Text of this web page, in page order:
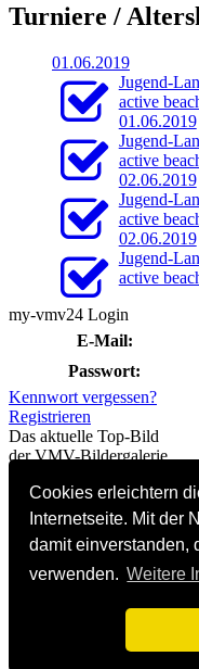
Cookies erleichtern
Internetseite. Mit der
damit einverstanden,
verwenden. Weitere
Turniere /
01.06.2019
Jugend-
active
01.06.2019
Jugend-
active
02.06.2019
Jugend-
active
02.06.2019
Jugend-
active
my-vmv24 Login
E-Mail:
Passwort:
Kennwort vergessen?
Registrieren
Das aktuelle Top-Bild
der VMV-Bildergalerie
97 Besucher online
(davon 0 registriert)
Hitliste linkender Websites
DVV-Beach-Seite(15)
SC Neubrandenburg(1)
Homepage hierher:Info...